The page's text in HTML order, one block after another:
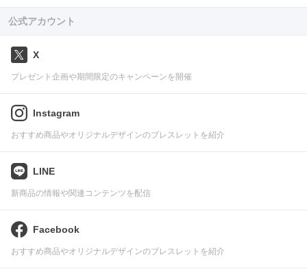
公式アカウント
X
プレゼント企画や期間限定のキャンペーンを開催
Instagram
おすすめ商品やオリジナルデザインのブレスレットを紹介
LINE
新商品の情報や関連コンテンツを配信
Facebook
おすすめ商品やオリジナルデザインのブレスレットを紹介